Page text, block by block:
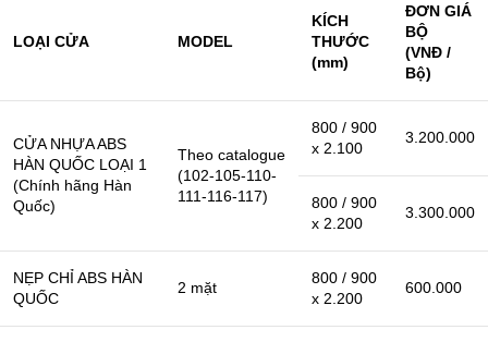
LOẠI CỬA MODEL
KÍCH
THƯỚC
(mm)
ĐƠN GIÁ
BỘ
(VNĐ /
Bộ)
CỬA NHỰA ABS
HÀN QUỐC LOẠI 1
(Chính hãng Hàn
Quốc)
Theo catalogue
(102-105-110-
111-116-117)
800 / 900
x 2.100
3.200.000
800 / 900
x 2.200
3.300.000
NẸP CHỈ ABS HÀN
QUỐC
2 mặt
800 / 900
x 2.200
600.000